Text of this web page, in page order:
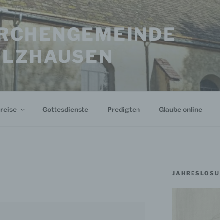
Gottesdienste Predigten Glaube online